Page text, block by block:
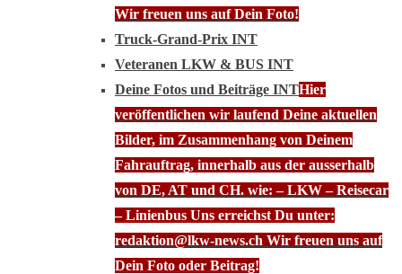
Wir freuen uns auf Dein Foto!
Truck-Grand-Prix INT
Veteranen LKW & BUS INT
Deine Fotos und Beiträge INTHier
veröffentlichen wir laufend Deine aktuellen
Bilder, im Zusammenhang von Deinem
Fahrauftrag, innerhalb aus der ausserhalb
von DE, AT und CH. wie: – LKW – Reisecar
– Linienbus Uns erreichst Du unter:
redaktion@lkw-news.ch Wir freuen uns auf
Dein Foto oder Beitrag!